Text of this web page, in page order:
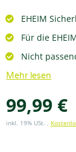
EHEIM
Für die
Nicht
Mehr lesen
99,99 €
inkl. 19% USt. ,